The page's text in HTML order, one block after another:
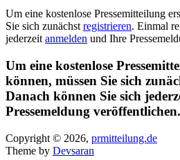
Um eine kostenlose Pressemitteilung
Sie sich zunächst registrieren. Einmal
jederzeit anmelden und Ihre
Um eine kostenlose
können, müssen Sie sich
Danach können Sie sich
Pressemeldung veröffentlichen.
Copyright © 2026, prmitteilung.de
Theme by Devsaran